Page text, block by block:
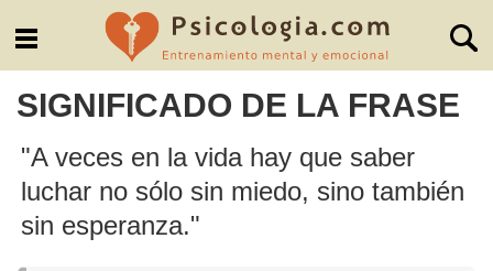
SIGNIFICADO DE LA FRASE
"A veces en la vida hay que saber
luchar no sólo sin miedo, sino también
sin esperanza."